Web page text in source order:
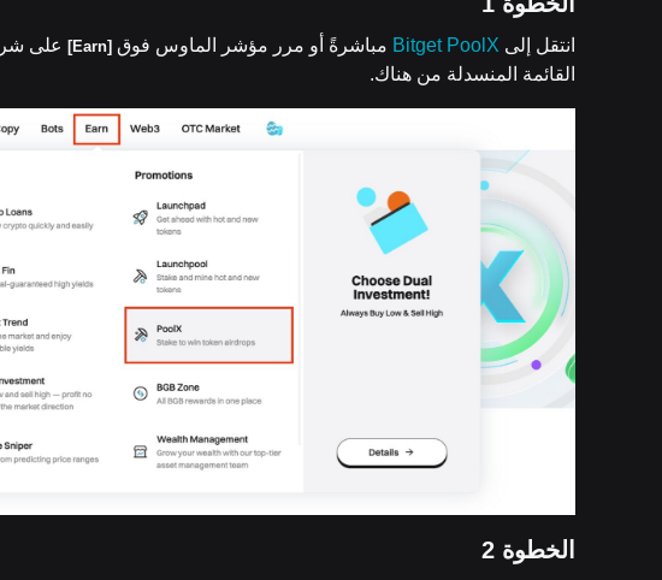
انتقل إلى Bitget PoolX مباشرةً أو مرر مؤشر الماوس فوق [
Earn
]
القائمة المنسدلة من هناك.
الخطوة 2